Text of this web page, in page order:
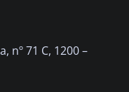
nº 71 C, 1200 –